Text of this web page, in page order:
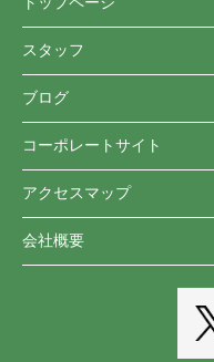
スタッフ
ブログ
コーポレートサイト
アクセスマップ
会社概要